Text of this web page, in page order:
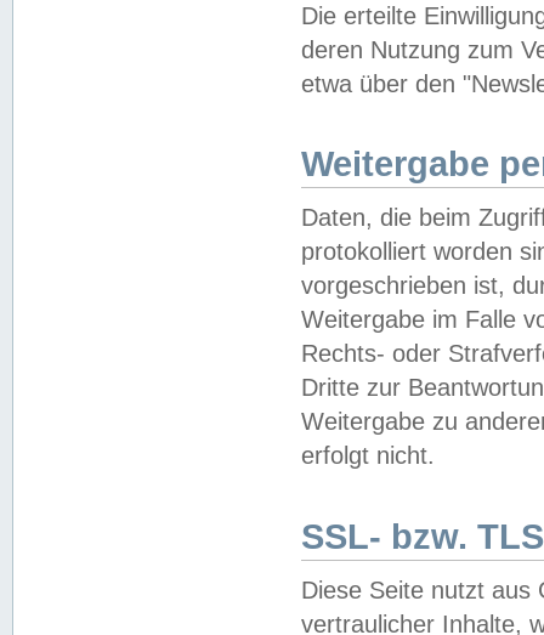
Die erteilte
deren Nutzung zum
etwa über den
Weitergabe
Daten, die beim
protokolliert worden
vorgeschrieben ist,
Weitergabe im Falle
Rechts- oder
Dritte zur
Weitergabe zu
erfolgt nicht.
SSL- bzw.
Diese Seite nutzt aus
vertraulicher Inhalte,